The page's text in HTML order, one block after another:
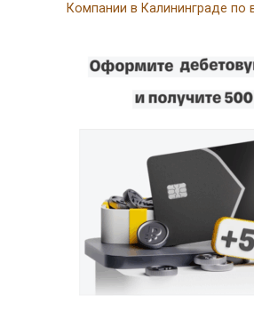
Компании в Калининграде по